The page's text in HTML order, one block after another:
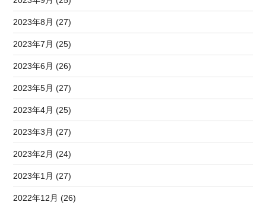
2023年8月 (27)
2023年7月 (25)
2023年6月 (26)
2023年5月 (27)
2023年4月 (25)
2023年3月 (27)
2023年2月 (24)
2023年1月 (27)
2022年12月 (26)